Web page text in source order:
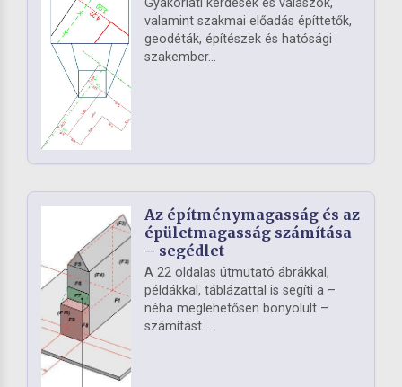
valamint szakmai előadás építtetők,
geodéták, építészek és hatósági
szakember...
Az építménymagasság és az
épületmagasság számítása
– segédlet
A 22 oldalas útmutató ábrákkal,
példákkal, táblázattal is segíti a –
néha meglehetősen bonyolult –
számítást. ...